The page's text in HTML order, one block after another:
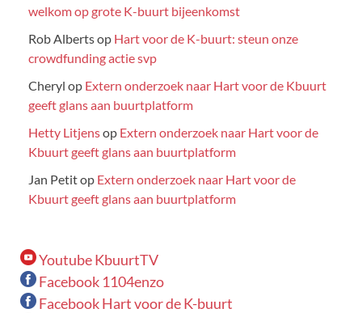
welkom op grote K-buurt bijeenkomst
Rob Albertsop Hart voor de K-buurt: steun onze
crowdfunding actie svp
Cheryl op Extern onderzoek naar Hart voor de Kbuurt
geeft glans aan buurtplatform
Hetty Litjensop Extern onderzoek naar Hart voor de
Kbuurt geeft glans aan buurtplatform
Jan Petitop Extern onderzoek naar Hart voor de
Kbuurt geeft glans aan buurtplatform
Youtube KbuurtTV
Facebook 1104enzo
Facebook Hart voor de K-buurt